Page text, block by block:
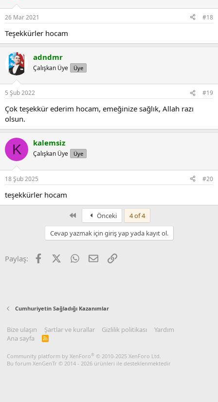
26 Mar 2021 #18
Teşekkürler hocam
adndmr
Çalışkan Üye Üye
5 Şub 2022 #19
Çok teşekkür ederim hocam, emeğinize sağlık, Allah razı
olsun.
K kalemsiz
Çalışkan Üye Üye
18 Şub 2025 #20
teşekkürler hocam
Önceki
4 of 4
Cevap yazmak için giriş yap yada kayıt ol.
Paylaş: Facebook WhatsApp
E-postaLink
Cumhuriyetin Sağladığı Kazanımlar
Bize ulaşın Şartlar ve kurallar Gizlilik politikası
Yardım
Ana sayfa
R
Community platform by XenForo® © 2010-2025 XenForo Ltd.
Bu forum XenGenTr © 2014 - 2026 ürünleri ile desteklenmektedir